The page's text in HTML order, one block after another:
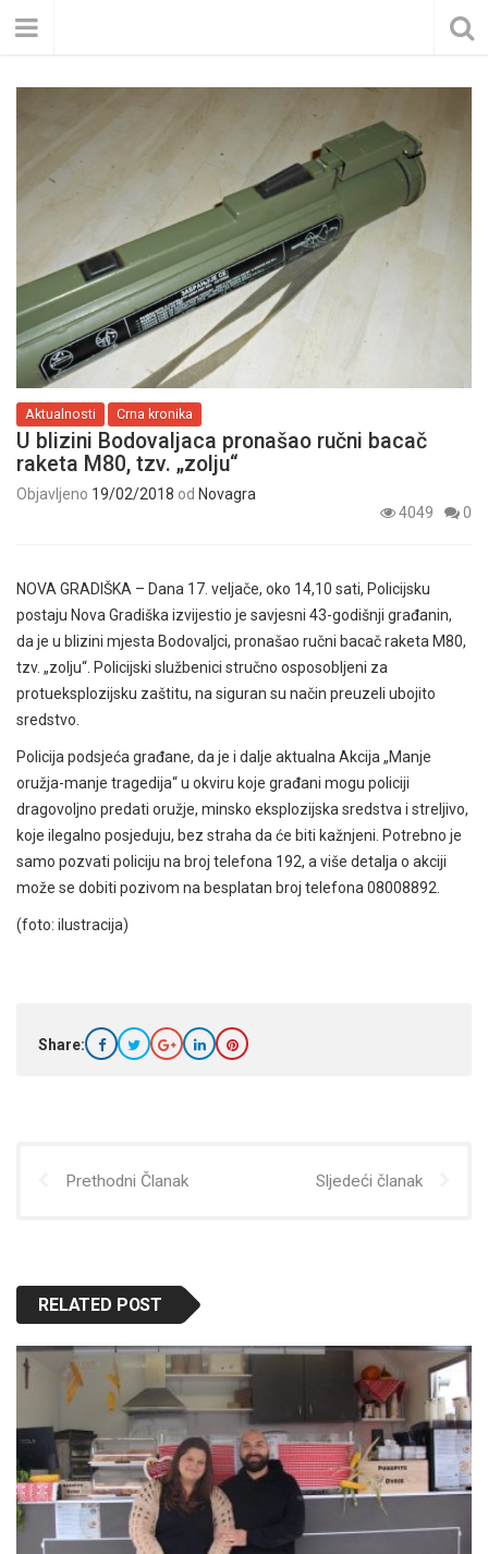
Aktualnosti Crna kronika
U blizini Bodovaljaca pronašao ručni bacač
raketa M80, tzv. „zolju“
Objavljeno 19/02/2018 od Novagra
4049
0
NOVA GRADIŠKA – Dana 17. veljače, oko 14,10 sati, Policijsku
postaju Nova Gradiška izvijestio je savjesni 43-godišnji građanin,
da je u blizini mjesta Bodovaljci, pronašao ručni bacač raketa M80,
tzv. „zolju“. Policijski službenici stručno osposobljeni za
protueksplozijsku zaštitu, na siguran su način preuzeli ubojito
sredstvo.
Policija podsjeća građane, da je i dalje aktualna Akcija „Manje
oružja-manje tragedija“ u okviru koje građani mogu policiji
dragovoljno predati oružje, minsko eksplozijska sredstva i streljivo,
koje ilegalno posjeduju, bez straha da će biti kažnjeni. Potrebno je
samo pozvati policiju na broj telefona 192, a više detalja o akciji
može se dobiti pozivom na besplatan broj telefona 08008892.
(foto: ilustracija)
Share:
Prethodni Članak Sljedeći članak
RELATED POST